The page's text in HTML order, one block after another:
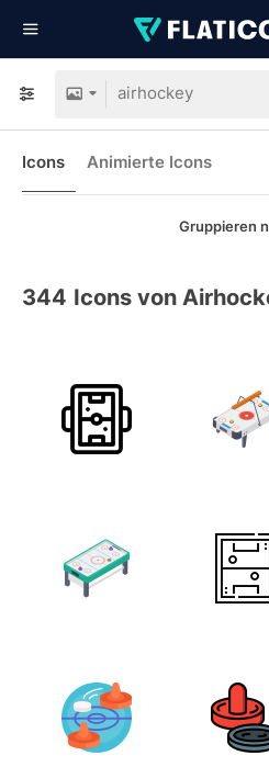
Icons Animierte Icons
Gruppieren
344 Icons von